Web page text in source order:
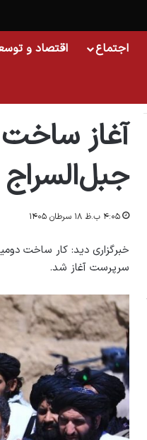
اجتماع اقتصاد و
آغاز
جبل‌السراج
۴:۰۵ ب.ظ ۱۸ سرطان ۱۴۰۵
خبرگزاری دید: کار ساخت
سرپرست آغاز شد.